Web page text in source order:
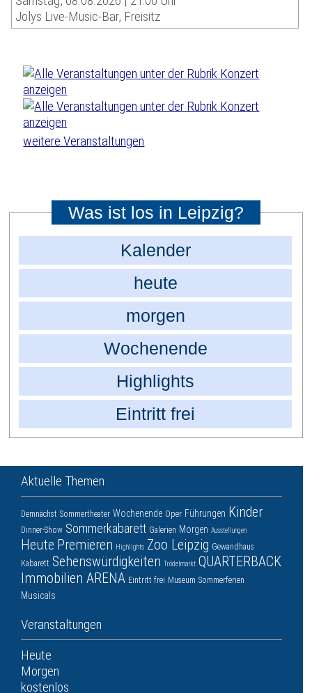
Jolys Live-Music-Bar, Freisitz
weitere Veranstaltungen
Was ist los in Leipzig?
Kalender
heute
morgen
Wochenende
Highlights
Eintritt frei
Aktuelle Themen
Demnächst Sommertheater Wochenende Oper Führungen Kinder
Dinner-Show Sommerkabarett Galerien Morgen Ausstellungen
Heute Premieren Highlights Zoo Leipzig Gewandhaus
Kabarett Sehenswürdigkeiten Trödelmarkt QUARTERBACK
Immobilien ARENA Eintritt frei Museum Sommerferien
Musicals
Veranstaltungen
Heute
Morgen
kostenlos